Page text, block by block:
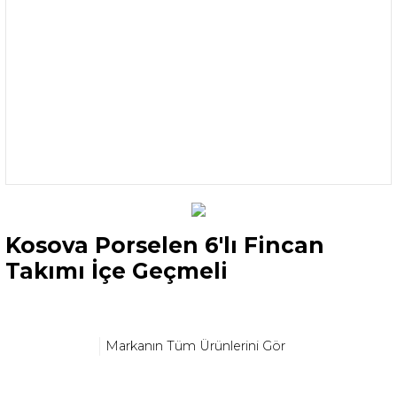
Kosova Porselen 6'lı Fincan
Takımı İçe Geçmeli
Markanın Tüm Ürünlerini Gör